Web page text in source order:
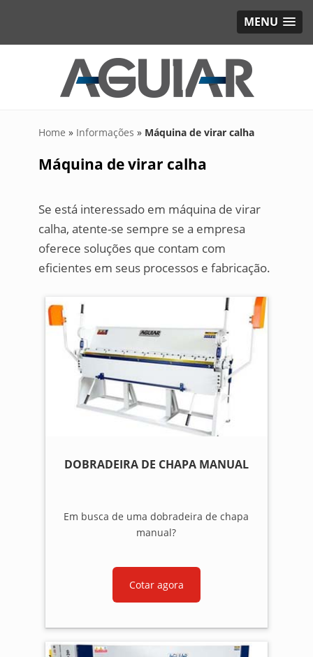
MENU
Home » Informações » Máquina de virar calha
Máquina de virar calha
Se está interessado em máquina de virar
calha, atente-se sempre se a empresa
oferece soluções que contam com
eficientes em seus processos e fabricação.
DOBRADEIRA DE CHAPA MANUAL
Em busca de uma dobradeira de chapa
manual?
Cotar agora